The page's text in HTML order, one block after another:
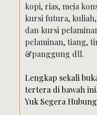
kopi, rias, meja
kursi futura,
dan kursi
pelaminan, tiang,
&panggung dll.
Lengkap sekali
tertera di bawah ini.
Yuk Segera